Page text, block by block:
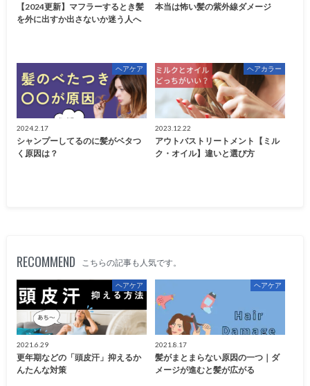
【2024更新】マフラーするとき髪
を外に出すか出さないか迷う人へ
本当は怖い髪の紫外線ダメージ
ヘアケア
2024.2.17
シャンプーしてるのに髪がベタつ
く原因は？
ヘアカラー
2023.12.22
アウトバストリートメント【ミル
ク・オイル】違いと選び方
RECOMMEND こちらの記事も人気です。
ヘアケア
2021.6.29
更年期などの「頭皮汗」抑えるか
んたんな対策
ヘアケア
2021.8.17
髪がまとまらない原因の一つ｜ダ
メージが進むと髪が広がる